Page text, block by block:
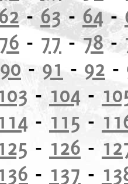
-63- 64-
76 - 77-78-
90 - 91 - 92 -
- 104 -
- 115 -
- 126 -
- 137 -